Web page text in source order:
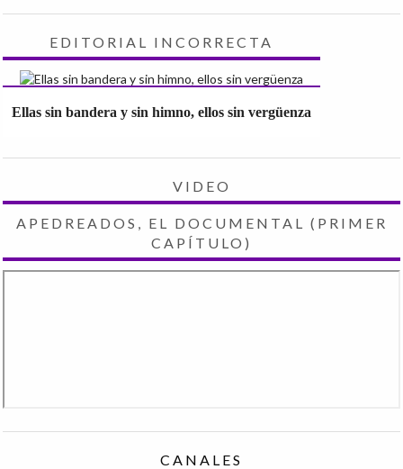
EDITORIAL INCORRECTA
Ellas sin bandera y sin himno, ellos sin vergüenza
VIDEO
APEDREADOS, EL DOCUMENTAL (PRIMER
CAPÍTULO)
CANALES